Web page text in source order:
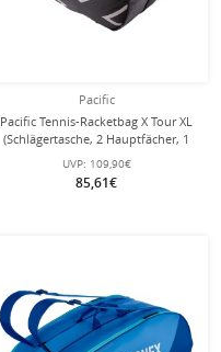
Pacific
Pacific Tennis-Racketbag X Tour XL
(Schlägertasche, 2 Hauptfächer, 1
Thermofach) 2025 schwarz/chrome
6er
UVP: 109,90€
85,61€